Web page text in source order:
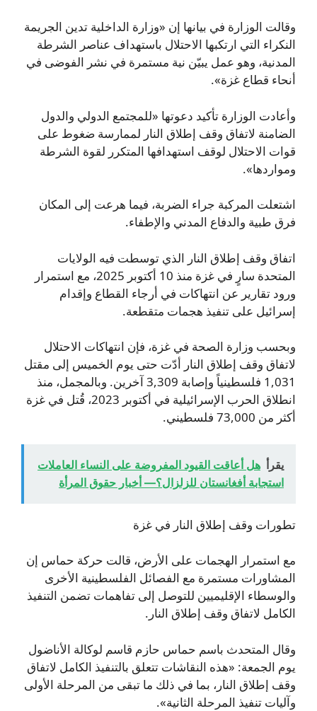
وقالت الوزارة في بيانها إن «وزارة الداخلية تدين الجريمة
النكراء التي ارتكبها الاحتلال باستهداف عناصر الشرطة
المدنية، وهو عمل يبيّن نية مستمرة في نشر الفوضى في
أنحاء قطاع غزة».
وأعادت الوزارة تأكيد دعوتها «للمجتمع الدولي والدول
الضامنة لاتفاق وقف إطلاق النار لممارسة ضغوط على
قوات الاحتلال لوقف استهدافها المتكرر لقوة الشرطة
ومواردها».
اشتعلت المركبة جراء الضربة، فيما هرعت إلى المكان
فرق طبية والدفاع المدني والإطفاء.
اتفاق وقف إطلاق النار الذي توسطت فيه الولايات
المتحدة سارٍ في غزة منذ 10 أكتوبر 2025، مع استمرار
ورود تقارير عن انتهاكات في أرجاء القطاع وإقدام
إسرائيل على تنفيذ هجمات متقطعة.
وبحسب وزارة الصحة في غزة، فإن انتهاكات الاحتلال
لاتفاق وقف إطلاق النار أدّت حتى يوم الخميس إلى مقتل
1,031 فلسطينياً وإصابة 3,309 آخرين. وبالمجمل، منذ
انطلاق الحرب الإسرائيلية في أكتوبر 2023، قُتل في غزة
أكثر من 73,000 فلسطيني.
يقرأ هل أعاقت القيود المفروضة على النساء العاملات
استجابة أفغانستان للزلزال؟— أخبار حقوق المرأة
تطورات وقف إطلاق النار في غزة
مع استمرار الهجمات على الأرض، قالت حركة حماس إن
المشاورات مستمرة مع الفصائل الفلسطينية الأخرى
والوسطاء الإقليميين للتوصل إلى تفاهمات تضمن التنفيذ
الكامل لاتفاق وقف إطلاق النار.
وقال المتحدث باسم حماس حازم قاسم لوكالة الأناضول
يوم الجمعة: «هذه النقاشات تتعلق بالتنفيذ الكامل لاتفاق
وقف إطلاق النار، بما في ذلك ما تبقى من المرحلة الأولى
وآليات تنفيذ المرحلة الثانية».